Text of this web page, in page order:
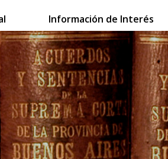
Información de Interés